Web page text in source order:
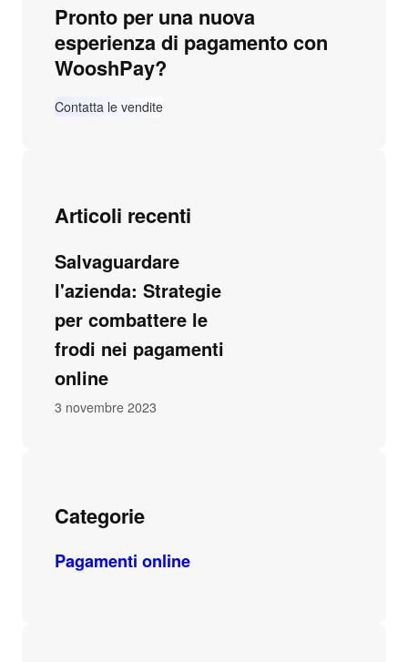
Pronto per una nuova
esperienza di pagamento con
WooshPay?
Contatta le vendite
Articoli recenti
Salvaguardare
l'azienda: Strategie
per combattere le
frodi nei pagamenti
online
3 novembre 2023
Categorie
Pagamenti online